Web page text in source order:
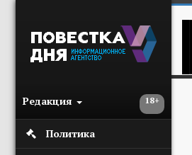
18+
Редакция
Политика